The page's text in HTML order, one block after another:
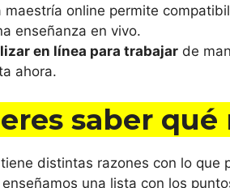
maestría online permite
enseñanza en vivo.
en línea para trabajar de
ahora.
saber qué
distintas razones con lo
una lista con los